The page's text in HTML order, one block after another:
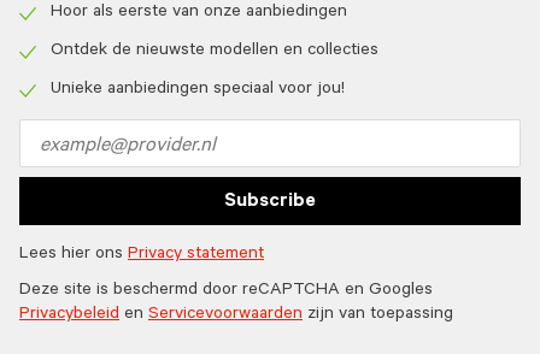
icon
Hoor als eerste van onze aanbiedingen
icon
Ontdek de nieuwste modellen en collecties
Unieke aanbiedingen speciaal voor jou!
address
Subscribe
Lees hier ons Privacy statement
Deze site is beschermd door reCAPTCHA en Googles
Privacybeleid en Servicevoorwaarden zijn van toepassing